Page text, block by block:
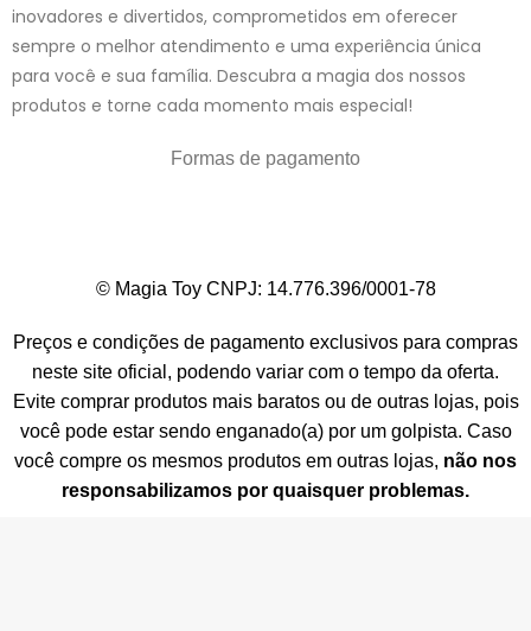
inovadores e divertidos, comprometidos em oferecer
sempre o melhor atendimento e uma experiência única
para você e sua família. Descubra a magia dos nossos
produtos e torne cada momento mais especial!
Formas de pagamento
© Magia Toy CNPJ: 14.776.396/0001-78
Preços e condições de pagamento exclusivos para compras
neste site oficial, podendo variar com o tempo da oferta.
Evite comprar produtos mais baratos ou de outras lojas, pois
você pode estar sendo enganado(a) por um golpista. Caso
você compre os mesmos produtos em outras lojas, não nos
responsabilizamos por quaisquer problemas.